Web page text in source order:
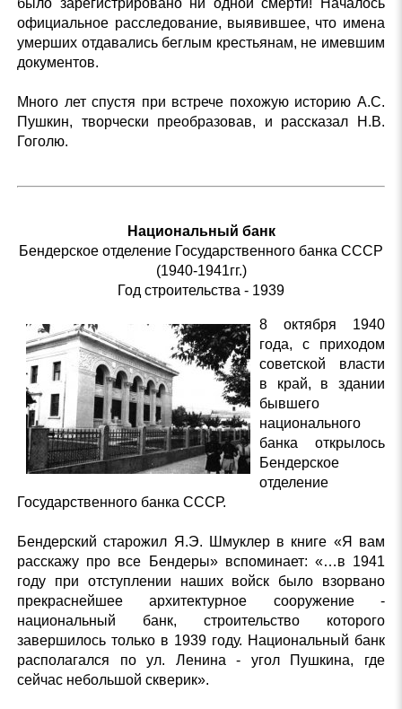
было зарегистрировано ни одной смерти! Началось
официальное расследование, выявившее, что имена
умерших отдавались беглым крестьянам, не имевшим
документов.
Много лет спустя при встрече похожую историю А.С.
Пушкин, творчески преобразовав, и рассказал Н.В.
Гоголю.
Национальный банк
Бендерское отделение Государственного банка СССР
(1940-1941гг.)
Год строительства - 1939
8 октября 1940
года, с приходом
советской власти
в край, в здании
бывшего
национального
банка открылось
Бендерское
отделение
Государственного банка СССР.
Бендерский старожил Я.Э. Шмуклер в книге «Я вам
расскажу про все Бендеры» вспоминает: «…в 1941
году при отступлении наших войск было взорвано
прекраснейшее архитектурное сооружение -
национальный банк, строительство которого
завершилось только в 1939 году. Национальный банк
располагался по ул. Ленина - угол Пушкина, где
сейчас небольшой скверик».